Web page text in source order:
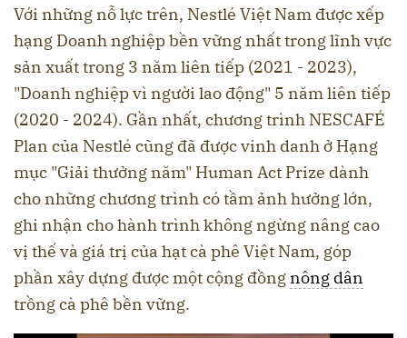
Với những nỗ lực trên, Nestlé Việt Nam được xếp
hạng Doanh nghiệp bền vững nhất trong lĩnh vực
sản xuất trong 3 năm liên tiếp (2021 - 2023),
"Doanh nghiệp vì người lao động" 5 năm liên tiếp
(2020 - 2024). Gần nhất, chương trình NESCAFÉ
Plan của Nestlé cũng đã được vinh danh ở Hạng
mục "Giải thưởng năm" Human Act Prize dành
cho những chương trình có tầm ảnh hưởng lớn,
ghi nhận cho hành trình không ngừng nâng cao
vị thế và giá trị của hạt cà phê Việt Nam, góp
phần xây dựng được một cộng đồngnông dân
trồng cà phê bền vững.